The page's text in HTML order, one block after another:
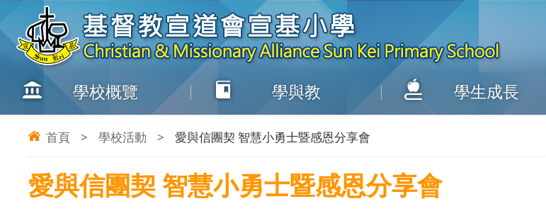
學校概覽 學與教 學生成長
首頁 > 學校活動 > 愛與信團契 智慧小勇士暨感恩分享會
愛與信團契 智慧小勇士暨感恩分享會